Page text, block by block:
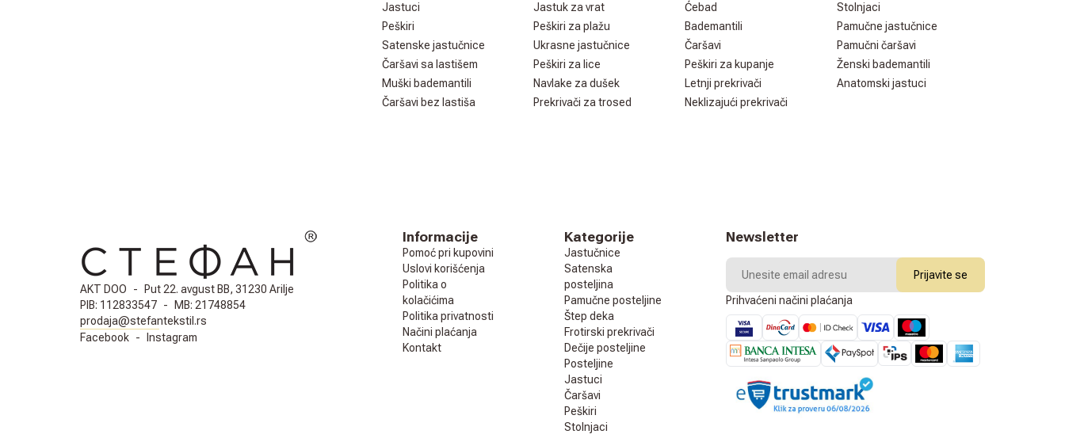
Jastuci
Jastuk za vrat Ćebad
Stolnjaci
Peškiri
Peškiri za plažu Bademantili
Pamučne jastučnice
Satenske jastučnice
Ukrasne jastučnice Čaršavi
Pamučni čaršavi
Čaršavi sa lastišem
Peškiri za lice Peškiri za kupanje
Ženski bademantili
Muški bademantili
Navlake za dušek Letnji prekrivači
Anatomski jastuci
Čaršavi bez lastiša
Prekrivači za trosed Neklizajući prekrivači
AKT DOO -
Put 22. avgust BB, 31230 Arilje
PIB: 112833547 - MB: 21748854
prodaja@stefantekstil.rs
Facebook - Instagram
Informacije
Pomoć pri kupovini
Uslovi korišćenja
Politika o
kolačićima
Politika privatnosti
Načini plaćanja
Kontakt
Kategorije
Jastučnice
Satenska
posteljina
Pamučne posteljine
Štep deka
Frotirski prekrivači
Dečije posteljine
Posteljine
Jastuci
Čaršavi
Peškiri
Stolnjaci
Newsletter
Prijavite se
Prihvaćeni načini plaćanja